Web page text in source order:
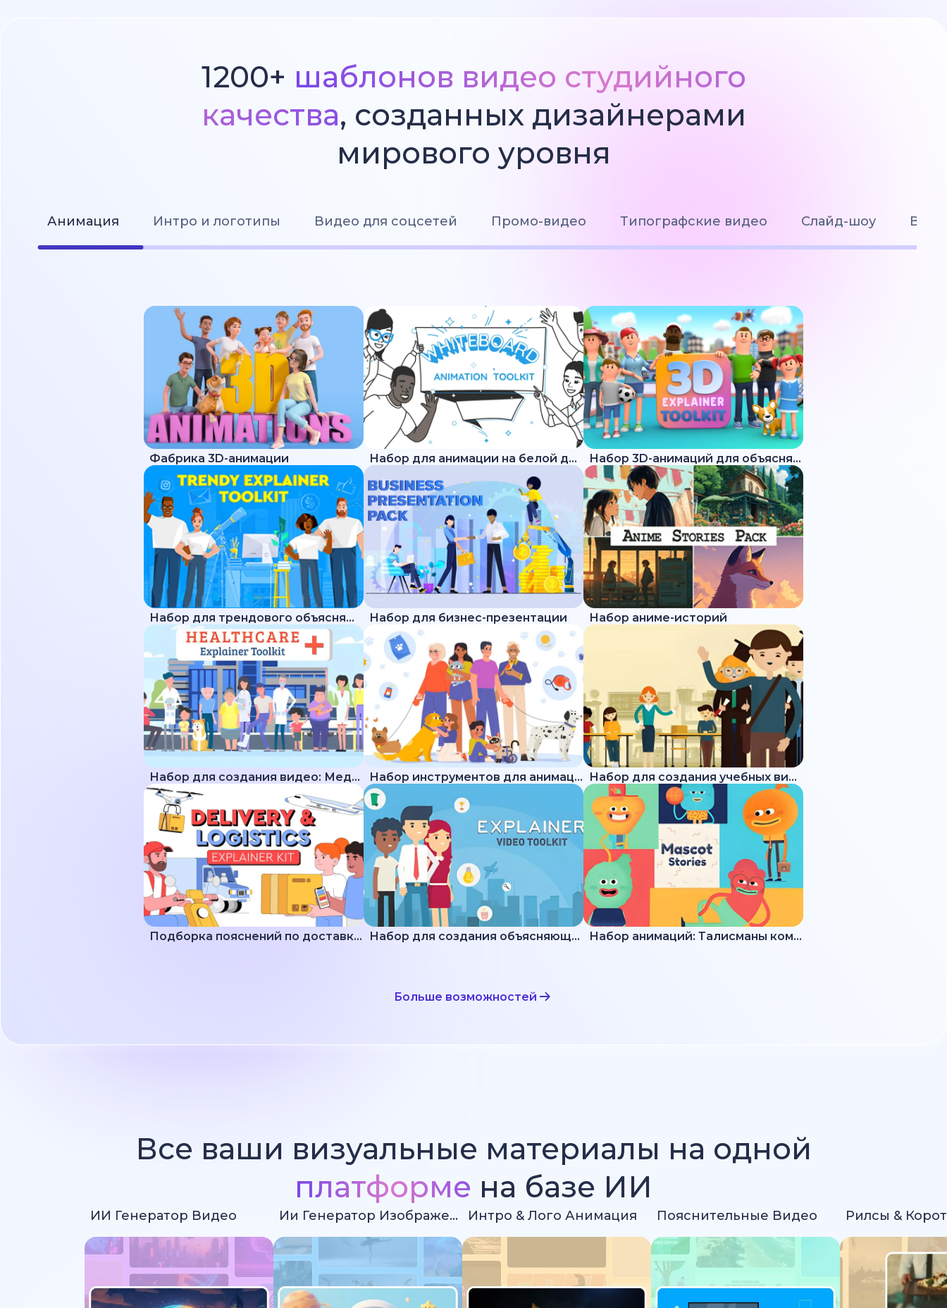
1200+ шаблонов видео студийного
качества, созданных дизайнерами
мирового уровня
Анимация Интро и логотипы Видео для соцсетей Промо-видео Типографские видео Слайд-шоу
Фабрика 3D-анимации Набор для анимации на белой доске Набор 3D-анимаций для объясняющих роликов
Набор для трендового объясняющего ролика Набор для бизнес-презентации Набор аниме-историй
Набор для создания видео: Медицина Набор инструментов для анимации животных Набор для создания учебных видео
Подборка пояснений по доставке и логистике Набор для создания объясняющих видео Набор анимаций: Талисманы команды
Больше возможностей
Все ваши визуальные материалы на одной
платформе на базе ИИ
ИИ Генератор Видео Ии Генератор Изображений Интро & Лого Анимация Пояснительные Видео